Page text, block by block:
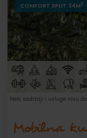
COMFORT SPLIT 34M2
Neki sadržaji i usluge nisu
Mobilna